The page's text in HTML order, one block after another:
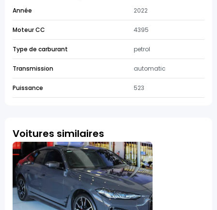
Année 2022
Moteur CC 4395
Type de carburant petrol
Transmission automatic
Puissance 523
Voitures similaires